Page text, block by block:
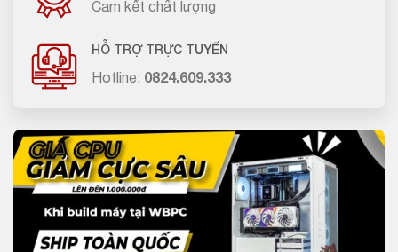
Cam kết chất lượng
HỖ TRỢ TRỰC TUYẾN
Hotline: 0824.609.333